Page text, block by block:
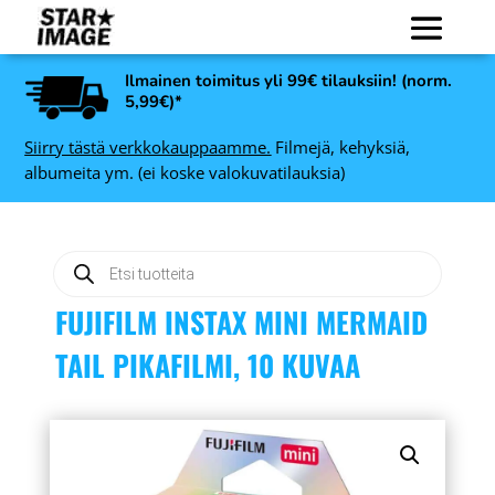
Ilmainen toimitus yli 99€ tilauksiin! (norm.
5,99€)*
Siirry tästä verkkokauppaamme. Filmejä, kehyksiä,
albumeita ym. (ei koske valokuvatilauksia)
search
FUJIFILM INSTAX MINI MERMAID
TAIL PIKAFILMI, 10 KUVAA
Trendline valokuvakehys